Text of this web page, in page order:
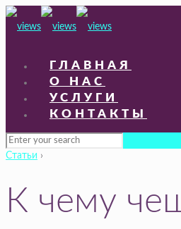
ГЛАВНАЯ
О НАС
УСЛУГИ
КОНТАКТЫ
Статьи ›
К чему